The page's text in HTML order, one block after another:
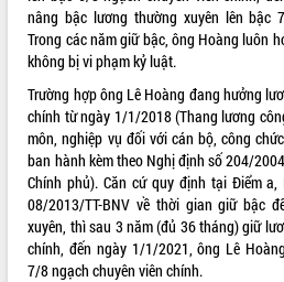
nâng bậc lương thường xuyên lên bậc
Trong các năm giữ bậc, ông Hoàng luôn
không bị vi phạm kỷ luật.
Trường hợp ông Lê Hoàng đang hưởng
chính từ ngày 1/1/2018 (Thang lương
môn, nghiệp vụ đối với cán bộ, công
ban hành kèm theo Nghị định số204/
Chính phủ). Căn cứ quy định tại Điểm
08/2013/TT-BNV về thời gian giữ bậc
xuyên, thì sau 3 năm (đủ 36 tháng) giữ
chính, đến ngày 1/1/2021, ông Lê
7/8 ngạch chuyên viên chính.